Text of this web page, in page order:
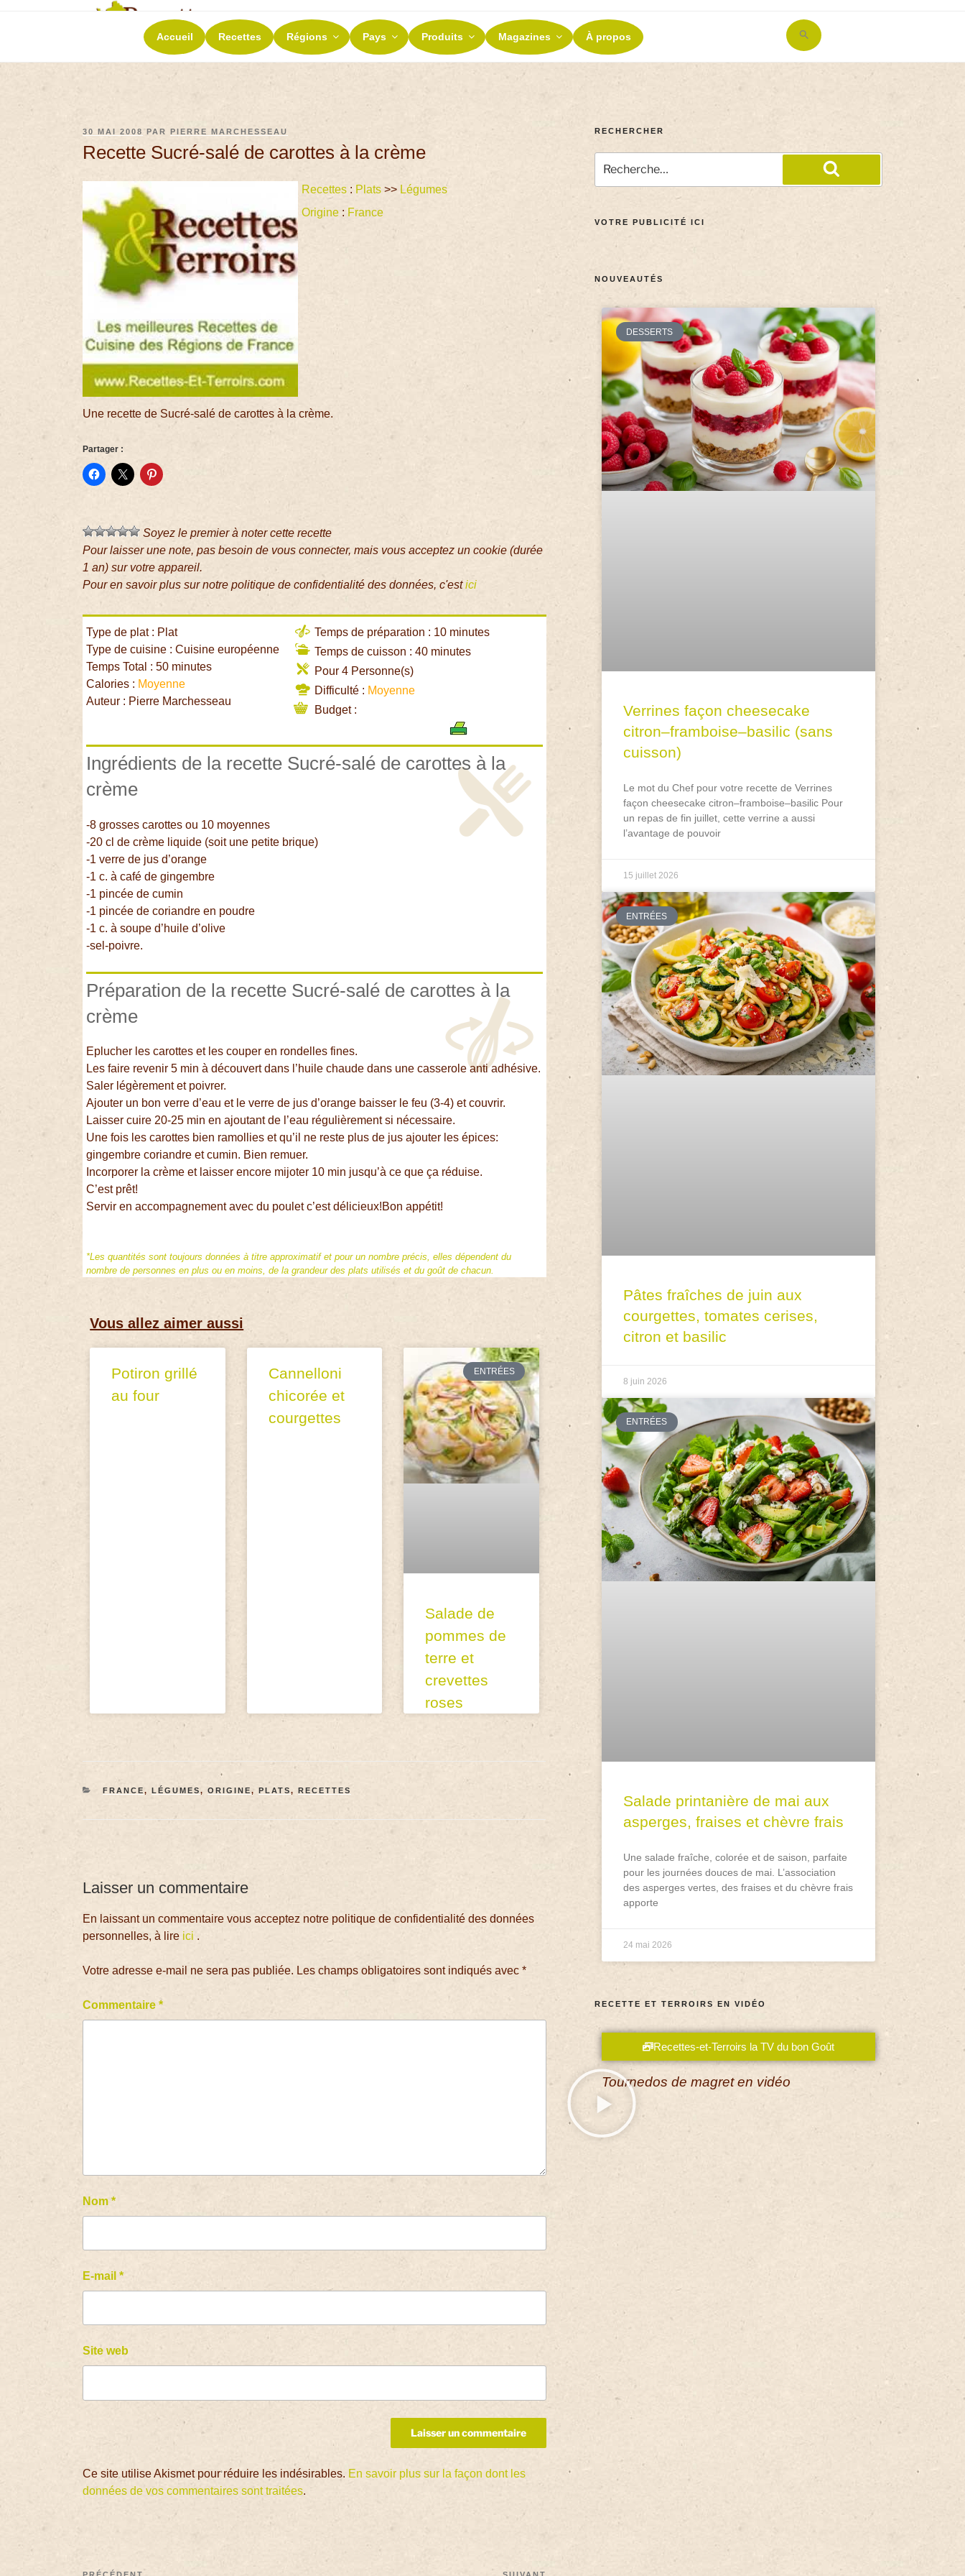
RECETTES ET TERROIRS
La richesse de nos terroirs
Accueil Recettes Régions Pays Produits Magazines À propos
Search
for:
30 MAI 2008 PARPIERRE MARCHESSEAU
Recette Sucré-salé de carottes à la crème
Recettes : Plats >> Légumes
Origine : France
Une recette de Sucré-salé de carottes à la crème.
Partager :
Soyez le premier à noter cette recette
Pour laisser une note, pas besoin de vous connecter, mais vous acceptez un cookie (durée
1 an) sur votre appareil.
Pour en savoir plus sur notre politique de confidentialité des données, c'estici
Type de plat : Plat
Type de cuisine : Cuisine européenne
Temps Total : 50 minutes
Calories : Moyenne
Auteur : Pierre Marchesseau
Temps de préparation : 10 minutes
Temps de cuisson : 40 minutes
Pour 4 Personne(s)
Difficulté : Moyenne
Budget :
Ingrédients de la recette Sucré-salé de carottes à la
crème
-8 grosses carottes ou 10 moyennes
-20 cl de crème liquide (soit une petite brique)
-1 verre de jus d’orange
-1 c. à café de gingembre
-1 pincée de cumin
-1 pincée de coriandre en poudre
-1 c. à soupe d’huile d’olive
-sel-poivre.
Préparation de la recette Sucré-salé de carottes à la
crème
Eplucher les carottes et les couper en rondelles fines.
Les faire revenir 5 min à découvert dans l’huile chaude dans une casserole anti adhésive.
Saler légèrement et poivrer.
Ajouter un bon verre d’eau et le verre de jus d’orange baisser le feu (3-4) et couvrir.
Laisser cuire 20-25 min en ajoutant de l’eau régulièrement si nécessaire.
Une fois les carottes bien ramollies et qu’il ne reste plus de jus ajouter les épices:
gingembre coriandre et cumin. Bien remuer.
Incorporer la crème et laisser encore mijoter 10 min jusqu’à ce que ça réduise.
C’est prêt!
Servir en accompagnement avec du poulet c’est délicieux!Bon appétit!
*Les quantités sont toujours données à titre approximatif et pour un nombre précis, elles dépendent du
nombre de personnes en plus ou en moins, de la grandeur des plats utilisés et du goût de chacun.
Vous allez aimer aussi
Potiron grillé
au four
Cannelloni
chicorée et
courgettes
ENTRÉES
Salade de
pommes de
terre et
crevettes
roses
FRANCE, LÉGUMES, ORIGINE, PLATS, RECETTES
Laisser un commentaire
En laissant un commentaire vous acceptez notre politique de confidentialité des données
personnelles, à lire ici .
Votre adresse e-mail ne sera pas publiée. Les champs obligatoires sont indiqués avec*
Commentaire*
Nom*
E-mail*
Site web
Ce site utilise Akismet pour réduire les indésirables. En savoir plus sur la façon dont les
données de vos commentaires sont traitées.
RECHERCHER
VOTRE PUBLICITÉ ICI
NOUVEAUTÉS
DESSERTS
Verrines façon cheesecake
citron–framboise–basilic (sans
cuisson)
Le mot du Chef pour votre recette de Verrines
façon cheesecake citron–framboise–basilic Pour
un repas de fin juillet, cette verrine a aussi
l’avantage de pouvoir
15 juillet 2026
ENTRÉES
Pâtes fraîches de juin aux
courgettes, tomates cerises,
citron et basilic
8 juin 2026
ENTRÉES
Salade printanière de mai aux
asperges, fraises et chèvre frais
Une salade fraîche, colorée et de saison, parfaite
pour les journées douces de mai. L’association
des asperges vertes, des fraises et du chèvre frais
apporte
24 mai 2026
RECETTE ET TERROIRS EN VIDÉO
Recettes-et-Terroirs la TV du bon Goût
Tournedos de magret en vidéo